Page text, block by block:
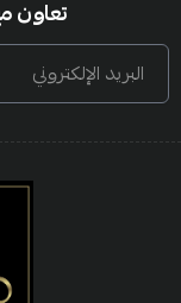
تعاون
البريد الإلكتروني